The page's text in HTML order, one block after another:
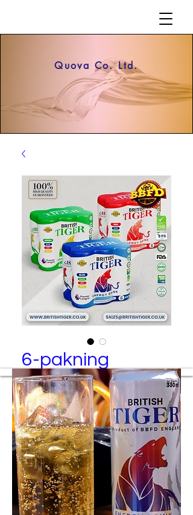
Quova Co. Ltd.
6-pakning
British Tiger – Rød Energidrikk (6-
pakning)
Produsert av
Best Brand Food and Drinks Ltd
Pakkingsspesifikasjon